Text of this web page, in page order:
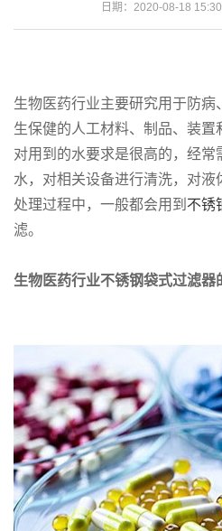
日期：2020-08-18
生物医药行业主要研究用于防
生保健的人工材料、制品、装置
对用到的水要求是很高的，经常
水，对相关设备进行清洗，对
处理过程中，一般都会用到 不锈
滤。
生物医药行业不锈钢袋式过滤器